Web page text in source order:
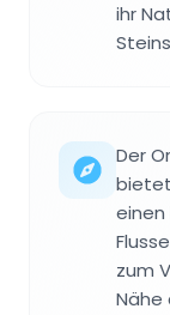
ihr
Der
einen
zum
Nähe